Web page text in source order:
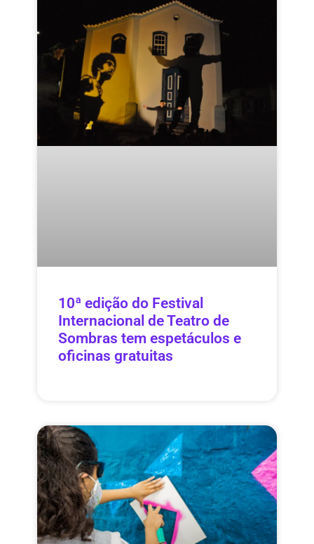
10ª edição do Festival
Internacional de Teatro de
Sombras tem espetáculos e
oficinas gratuitas